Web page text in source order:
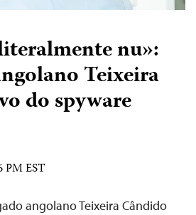
nu»:
Teixeira
do spyware
PM EST
angolano Teixeira Cândido